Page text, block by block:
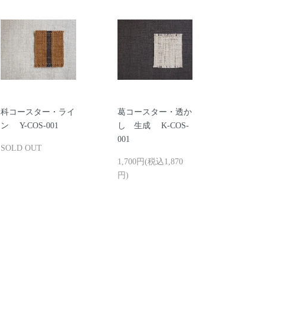
科コースター・ライ
ン Y-COS-001
SOLD OUT
葛コースター・透か
し 生成 K-COS-
001
1,700円(税込1,870
円)